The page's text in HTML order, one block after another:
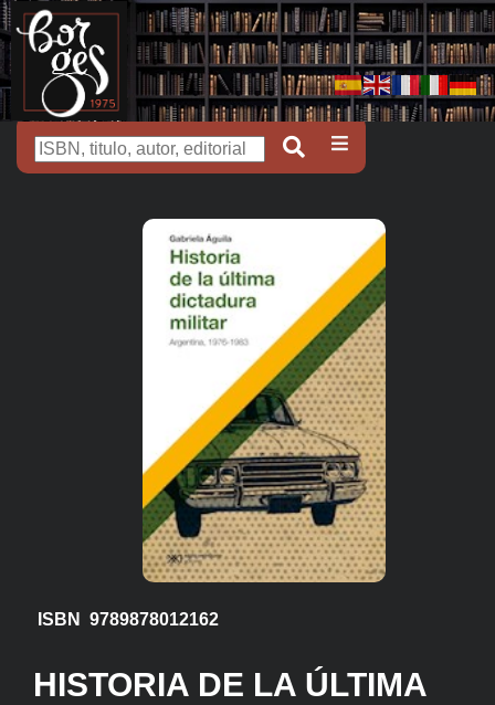
ISBN 9789878012162
HISTORIA DE LA ÚLTIMA